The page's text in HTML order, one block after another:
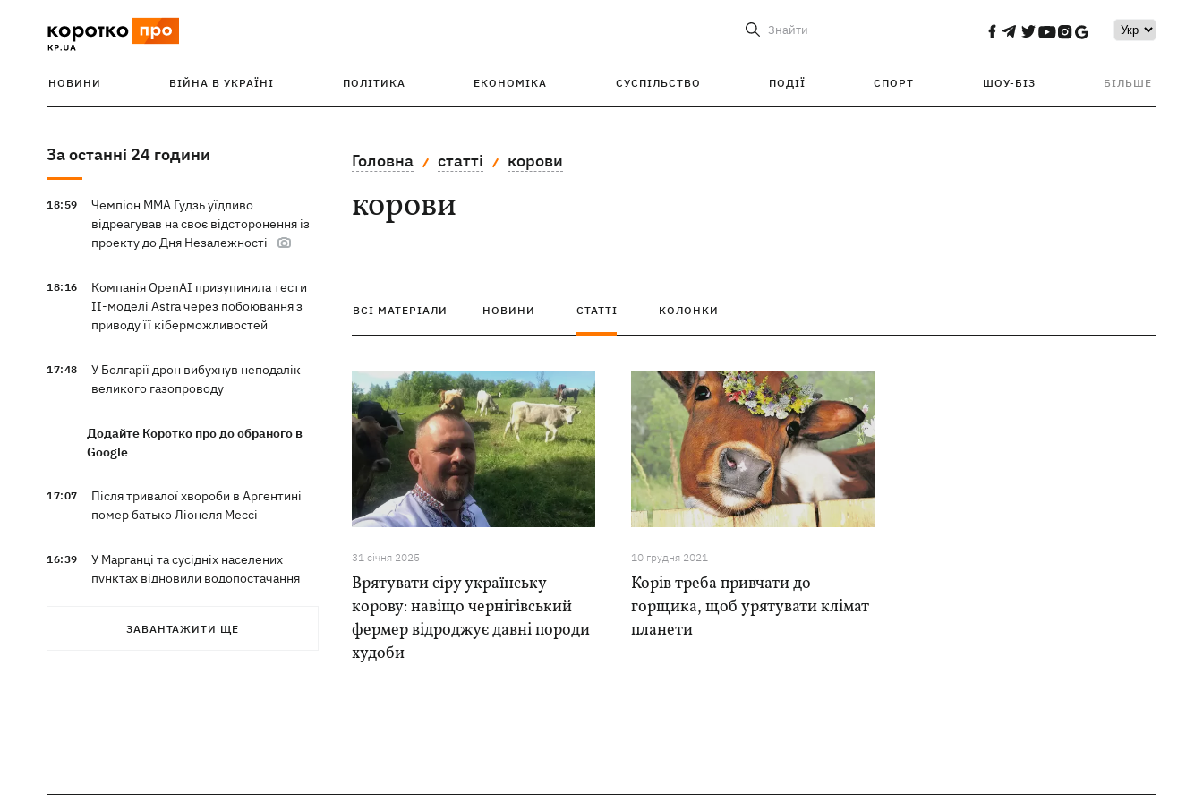
Знайти
НОВИНИ ВІЙНА В УКРАЇНІ ПОЛІТИКА ЕКОНОМІКА СУСПІЛЬСТВО ПОДІЇ СПОРТ ШОУ-БІЗ БІЛЬШЕ
За останні 24 години
18:59
Чемпіон ММА Гудзь уїдливо
відреагував на своє відсторонення із
проекту до Дня Незалежності
18:16
Компанія OpenAI призупинила тести
ІІ-моделі Astra через побоювання з
приводу її кіберможливостей
17:48
У Болгарії дрон вибухнув неподалік
великого газопроводу
Додайте Коротко про до обраного в
Google
17:07
Після тривалої хвороби в Аргентині
помер батько Ліонеля Мессі
16:39
У Марганці та сусідніх населених
пунктах відновили водопостачання
Росіяни атакували рейсовий автобус у
ЗАВАНТАЖИТИ ЩЕ
Головна статті корови
корови
ВСІ МАТЕРІАЛИ НОВИНИ СТАТТІ КОЛОНКИ
31 сiчня 2025
Врятувати сіру українську
корову: навіщо чернігівський
фермер відроджує давні породи
худоби
10 грудня 2021
Корів треба привчати до
горщика, щоб урятувати клімат
планети